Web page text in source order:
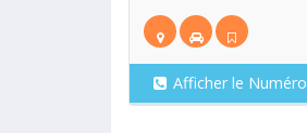
Afficher le Numéro